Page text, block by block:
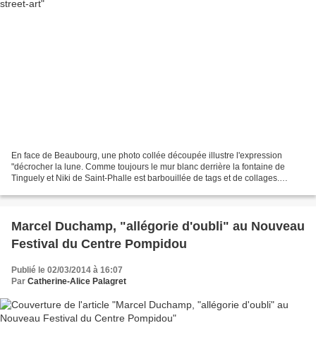
En face de Beaubourg, une photo collée découpée illustre l'expression
"décrocher la lune. Comme toujours le mur blanc derrière la fontaine de
Tinguely et Niki de Saint-Phalle est barbouillée de tags et de collages.
Marcel Duchamp, "allégorie d'oubli" au Nouveau
Festival du Centre Pompidou
Publié le 02/03/2014 à 16:07
Par Catherine-Alice Palagret